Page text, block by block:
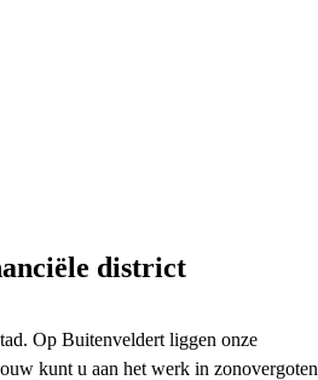
district
Op Buitenveldert liggen onze
kunt u aan het werk in zonovergoten